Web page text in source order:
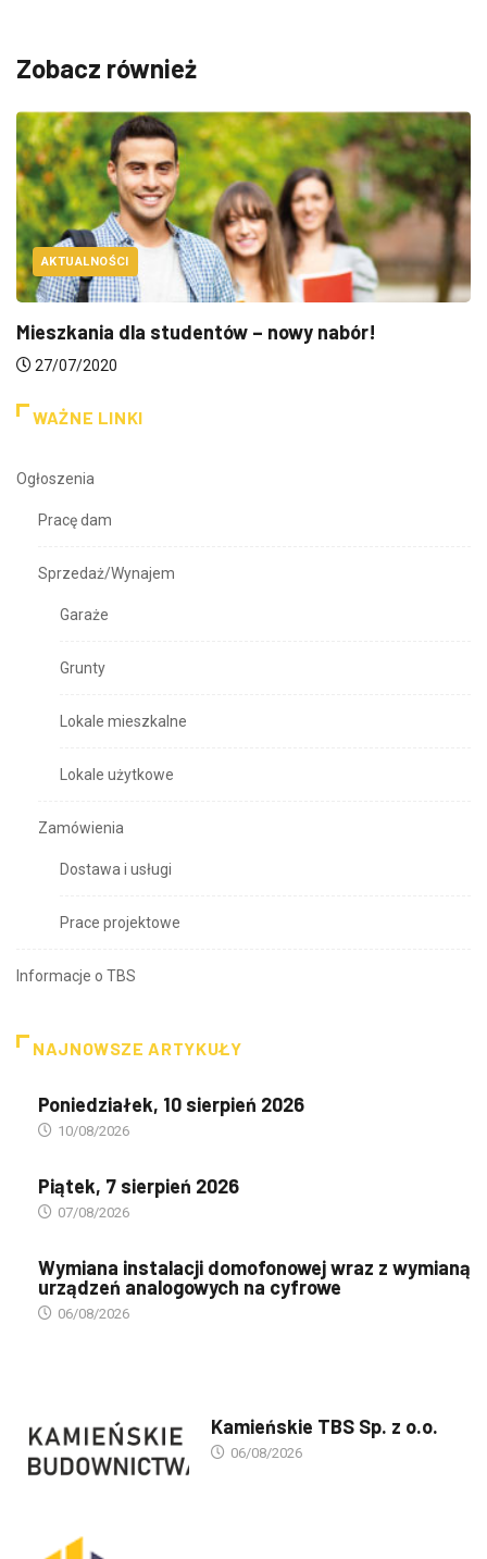
Zobacz również
AKTUALNOŚCI
Mieszkania dla studentów – nowy nabór!
27/07/2020
WAŻNE LINKI
Ogłoszenia
Pracę dam
Sprzedaż/Wynajem
Garaże
Grunty
Lokale mieszkalne
Lokale użytkowe
Zamówienia
Dostawa i usługi
Prace projektowe
Informacje o TBS
NAJNOWSZE ARTYKUŁY
Poniedziałek, 10 sierpień 2026
10/08/2026
Piątek, 7 sierpień 2026
07/08/2026
Wymiana instalacji domofonowej wraz z wymianą
urządzeń analogowych na cyfrowe
06/08/2026
Kamieńskie TBS Sp. z o.o.
06/08/2026